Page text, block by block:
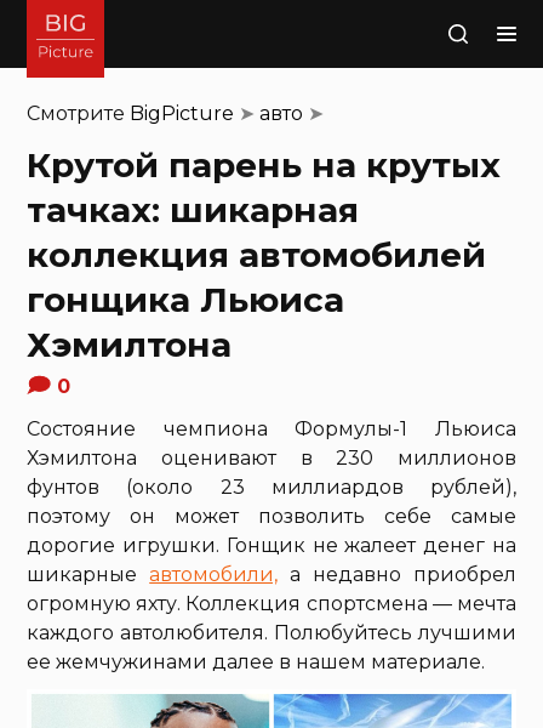
Поиск
Смотрите BigPicture ➤авто ➤
Крутой парень на крутых
тачках: шикарная
коллекция автомобилей
гонщика Льюиса
Хэмилтона
0
Состояние чемпиона Формулы-1 Льюиса
Хэмилтона оценивают в 230 миллионов
фунтов (около 23 миллиардов рублей),
поэтому он может позволить себе самые
дорогие игрушки. Гонщик не жалеет денег на
шикарныеавтомобили, а недавно приобрел
огромную яхту. Коллекция спортсмена — мечта
каждого автолюбителя. Полюбуйтесь лучшими
ее жемчужинами далее в нашем материале.